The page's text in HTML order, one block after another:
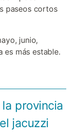
paseos cortos
junio,
es más estable.
provincia
jacuzzi